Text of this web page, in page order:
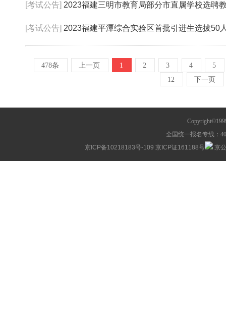
[考试公告] 2023福建三明市教育局部分市直属学校选聘
[考试公告] 2023福建平潭综合实验区首批引进生选拔50
478条 上一页 1 2 3 4
5
12
下一页
全国统一报名专线：
京ICP备10218183号-109 京ICP证161188号 京